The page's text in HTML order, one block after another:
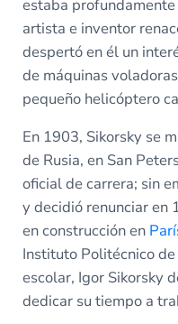
estaba
artista e inventor
despertó en él un
de máquinas
pequeño helicóptero
En 1903, Sikorsky se
de Rusia, en San
oficial de carrera; sin
y decidió renunciar en
en construcción en
Instituto Politécnico
escolar, Igor Sikorsky
dedicar su tiempo a